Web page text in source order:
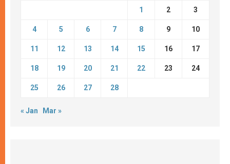
1 2 3
4 5 6 7 8 9 10
11 12 13 14 15 16 17
18 19 20 21 22 23 24
25 26 27 28
« Jan Mar »